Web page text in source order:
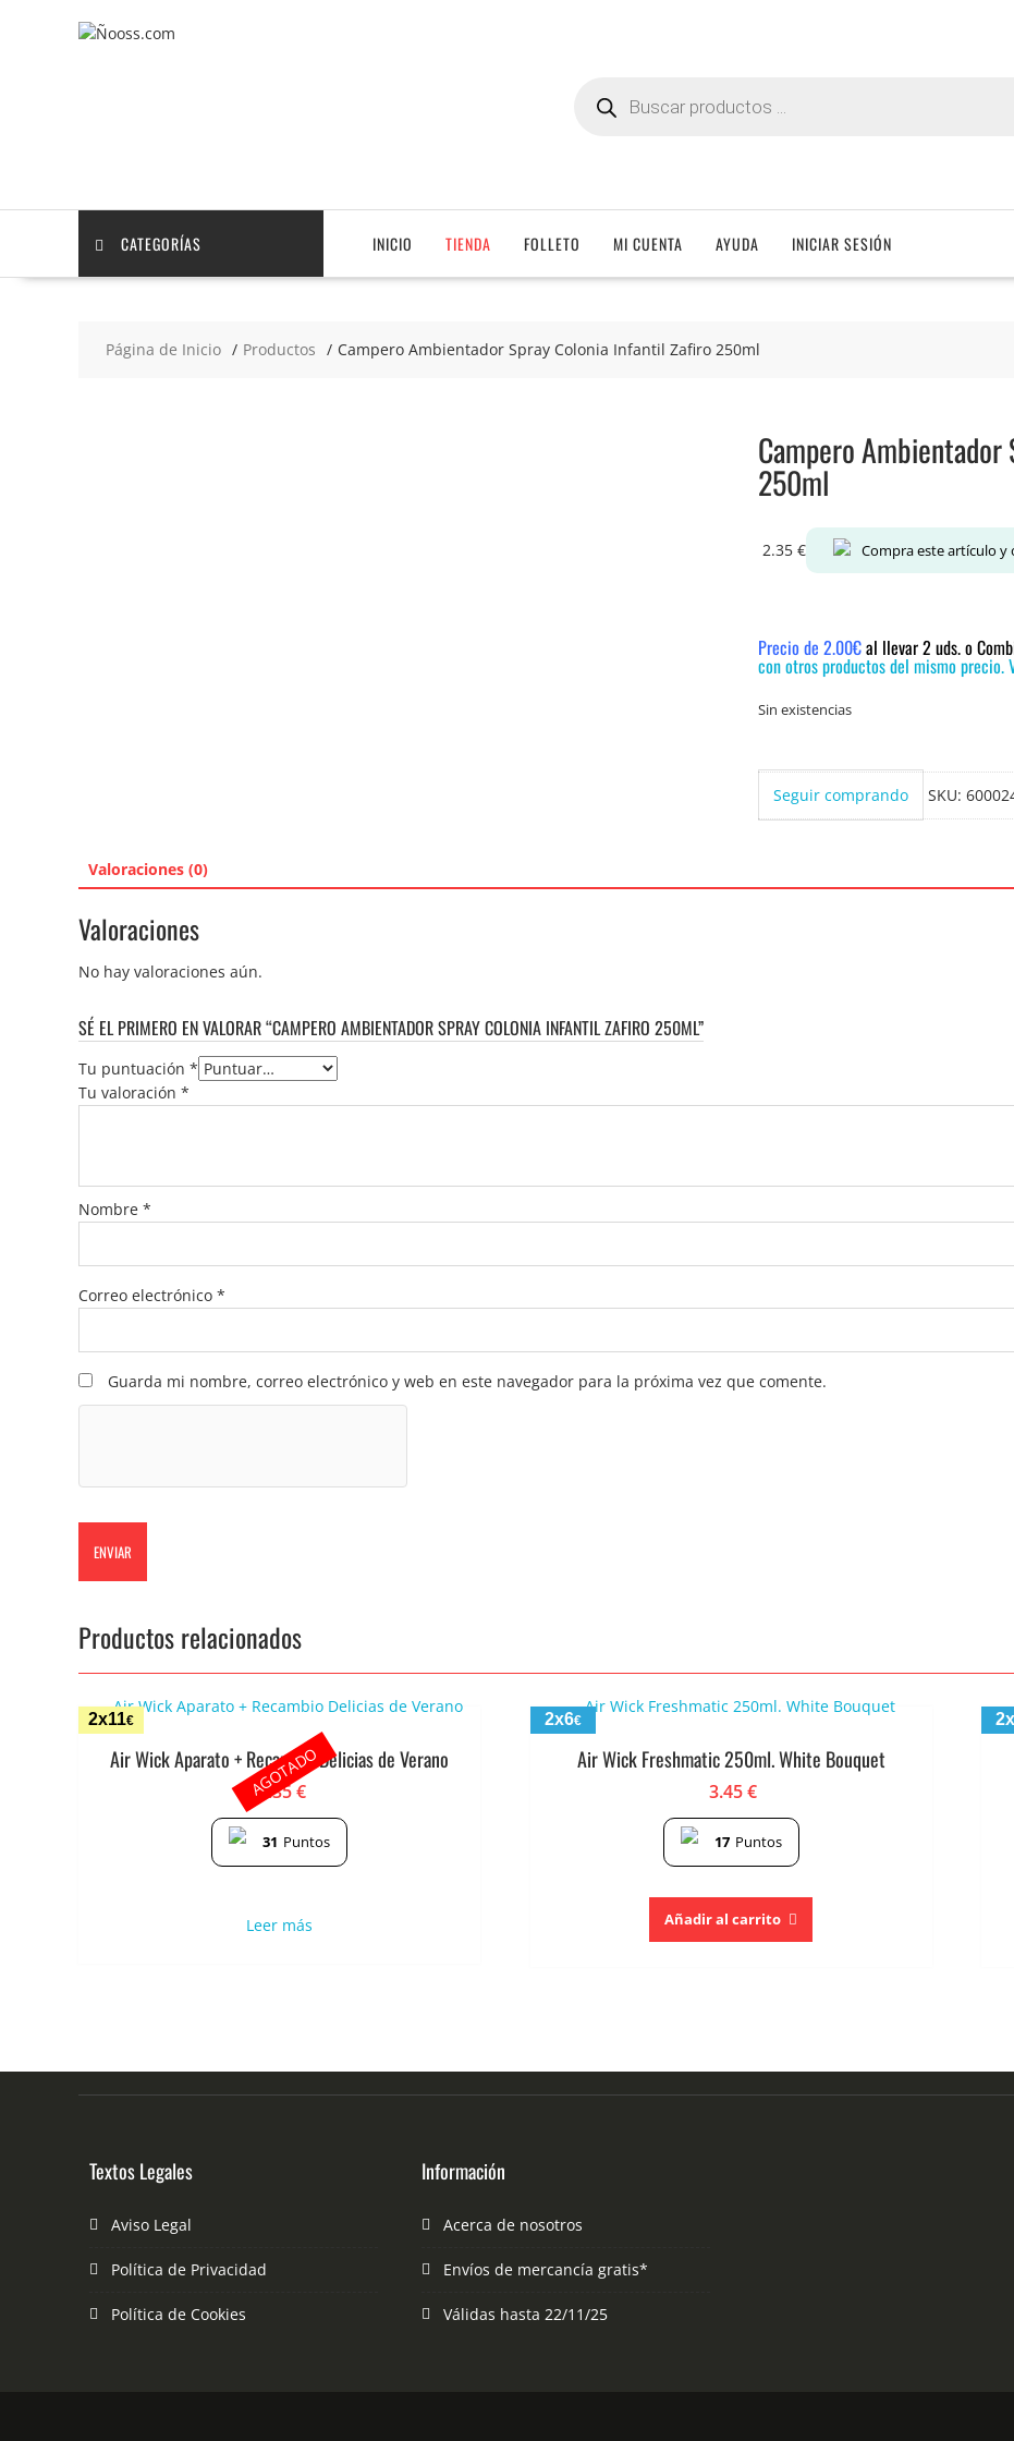
productos
CATEGORÍAS INICIO TIENDA FOLLETO MI CUENTA AYUDA INICIAR SESIÓN
Página de Inicio Productos Campero Ambientador Spray Colonia Infantil Zafiro 250ml
Campero
250ml
2.35 € Compra este artículo y
Precio de 2.00€al llevar 2 uds. o
con otros productos del mismo precio.
Sin existencias
Seguir comprando SKU:
Valoraciones (0)
Valoraciones
No hay valoraciones aún.
SÉ EL PRIMERO EN VALORAR “CAMPERO AMBIENTADOR SPRAY COLONIA INFANTIL ZAFIRO 250ML”
Tu puntuación *
Tu valoración *
Nombre *
Correo electrónico *
Guarda mi nombre, correo electrónico y web en este navegador para la próxima vez que comente.
Productos relacionados
2x11€
Air Wick Aparato + Recambio Delicias de Verano
6.35€
31 Puntos
Leer más
AGOTADO
2x6€
Air Wick Freshmatic 250ml. White Bouquet
3.45€
17 Puntos
Añadir al carrito
Textos Legales
Aviso Legal
Política de Privacidad
Política de Cookies
Información
Acerca de nosotros
Envíos de mercancía gratis*
Válidas hasta 22/11/25